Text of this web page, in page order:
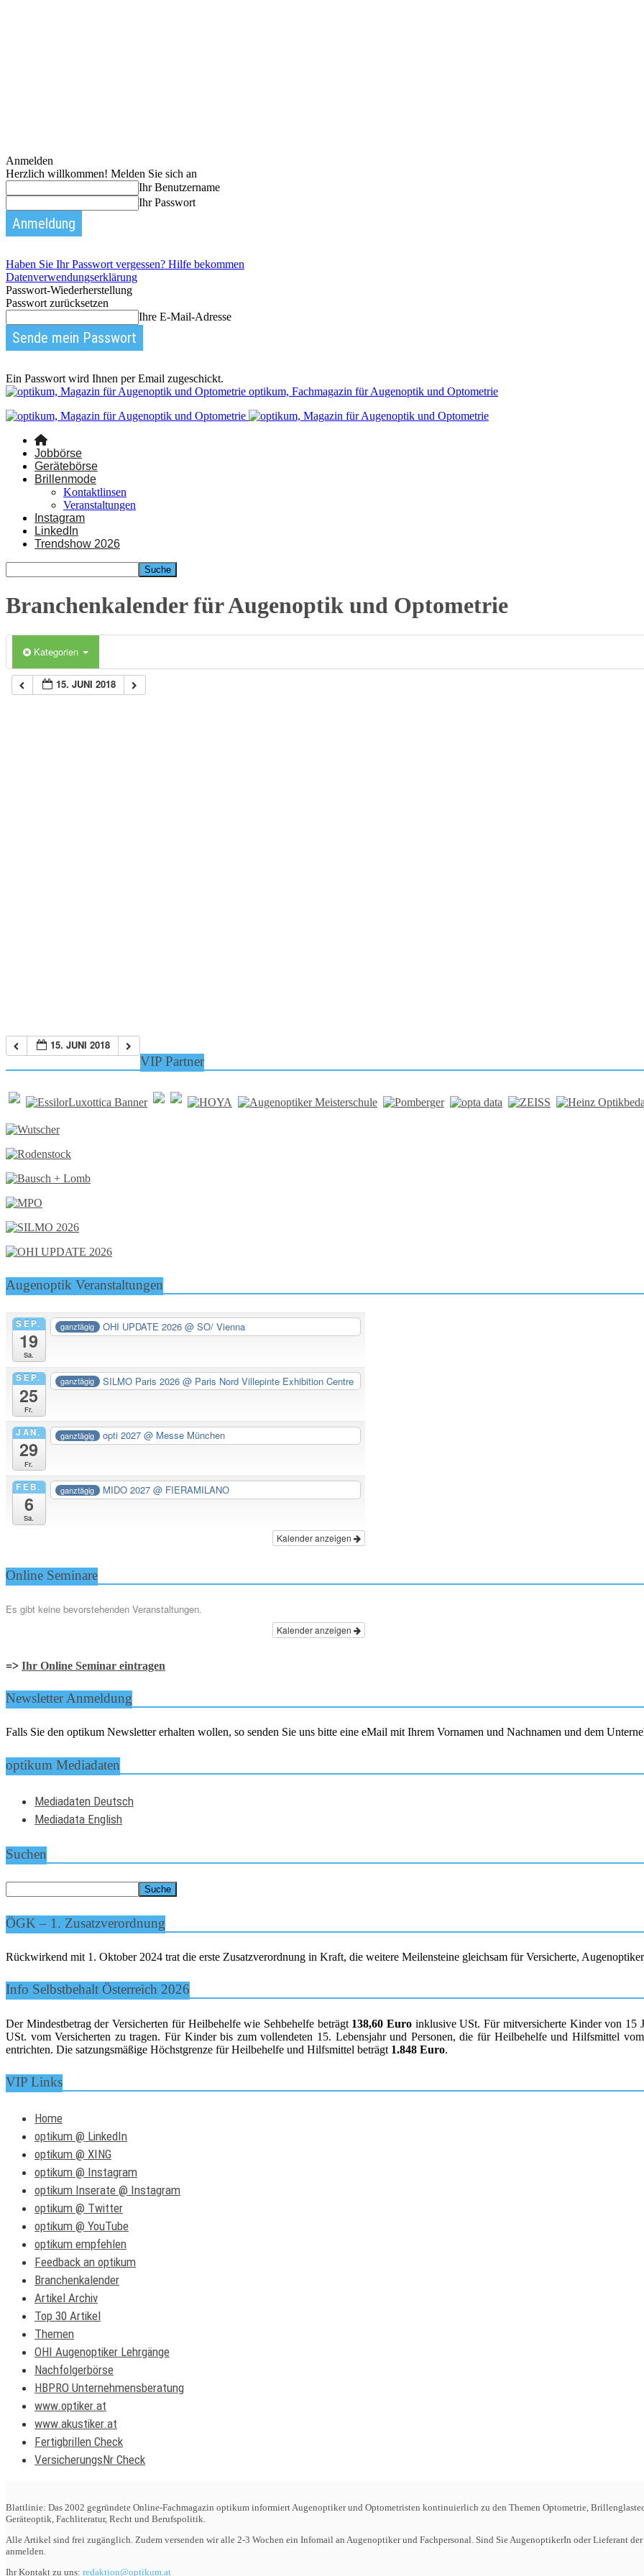
Anmelden
Herzlich willkommen! Melden Sie sich an
Ihr Benutzername
Ihr Passwort
Haben Sie Ihr Passwort vergessen? Hilfe bekommen
Datenverwendungserklärung
Passwort-Wiederherstellung
Passwort zurücksetzen
Ihre E-Mail-Adresse
Ein Passwort wird Ihnen per Email zugeschickt.
optikum, Fachmagazin für Augenoptik und Optometrie
Jobbörse
Gerätebörse
Brillenmode
Kontaktlinsen
Veranstaltungen
Instagram
LinkedIn
Trendshow 2026
Branchenkalender für Augenoptik und Optometrie
Kategorien
15. JUNI 2018
15. JUNI 2018
VIP Partner
Augenoptik Veranstaltungen
SEP.
19
Sa.
ganztägig OHI UPDATE 2026@ SO/ Vienna
SEP.
25
Fr.
ganztägig SILMO Paris 2026@ Paris Nord Villepinte Exhibition Centre
JAN.
29
Fr.
ganztägig opti 2027@ Messe München
FEB.
6
Sa.
ganztägig MIDO 2027@ FIERAMILANO
Kalender anzeigen
Online Seminare
Es gibt keine bevorstehenden Veranstaltungen.
Kalender anzeigen
=> Ihr Online Seminar eintragen
Newsletter Anmeldung
Falls Sie den optikum Newsletter erhalten wollen, so senden Sie uns bitte eine eMail mit Ihrem Vornamen und Nachnamen und dem
optikum Mediadaten
Mediadaten Deutsch
Mediadata English
Suchen
ÖGK – 1. Zusatzverordnung
Rückwirkend mit 1. Oktober 2024 trat die erste Zusatzverordnung in Kraft, die weitere Meilensteine gleichsam für Versicherte,
Info Selbstbehalt Österreich 2026
Der Mindestbetrag der Versicherten für Heilbehelfe wie Sehbehelfe beträgt 138,60 Euro inklusive USt. Für mitversicherte Kinder von 15
USt. vom Versicherten zu tragen. Für Kinder bis zum vollendeten 15. Lebensjahr und Personen, die für Heilbehelfe und Hilfsmittel
entrichten. Die satzungsmäßige Höchstgrenze für Heilbehelfe und Hilfsmittel beträgt 1.848 Euro.
VIP Links
Home
optikum @ LinkedIn
optikum @ XING
optikum @ Instagram
optikum Inserate @ Instagram
optikum @ Twitter
optikum @ YouTube
optikum empfehlen
Feedback an optikum
Branchenkalender
Artikel Archiv
Top 30 Artikel
Themen
OHI Augenoptiker Lehrgänge
Nachfolgerbörse
HBPRO Unternehmensberatung
www.optiker.at
www.akustiker.at
Fertigbrillen Check
VersicherungsNr Check
Blattlinie: Das 2002 gegründete Online-Fachmagazin optikum informiert Augenoptiker und Optometristen kontinuierlich zu den Themen Optometrie,
Geräteoptik, Fachliteratur, Recht und Berufspolitik.
Alle Artikel sind frei zugänglich. Zudem versenden wir alle 2-3 Wochen ein Infomail an Augenoptiker und Fachpersonal. Sind Sie AugenoptikerIn oder Lieferant
anmelden.
Ihr Kontakt zu uns: redaktion@optikum.at